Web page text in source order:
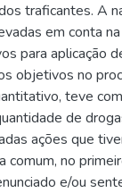
traficantes. A
em conta
para aplicação
objetivos no
teve
de
ações que
comum, no
e/ou